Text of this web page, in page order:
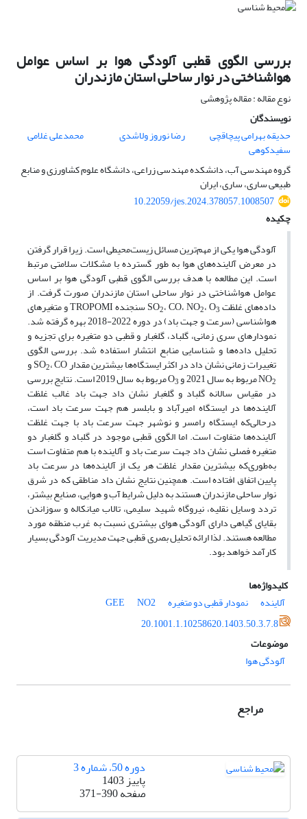
بررسی الگوی قطبی آلودگی هوا بر اساس عوامل
هواشناختی در نوار ساحلی استان مازندران
نوع مقاله : مقاله پژوهشی
نویسندگان
حدیقه بهرامی پیچاقچی
رضا نوروز ولاشدی محمدعلی غلامی
سفیدکوهی
گروه مهندسی آب، دانشکده مهندسی زراعی، دانشگاه علوم کشاورزی و منابع
طبیعی ساری، ساری، ایران
10.22059/jes.2024.378057.1008507
چکیده
آلودگی هوا یکی از مهم‌ترین مسائل زیست‌محیطی است. زیرا قرار گرفتن
در معرض آلاینده‌های هوا به طور گسترده با مشکلات سلامتی مرتبط
است. این مطالعه با هدف بررسی الگوی قطبی آلودگی هوا بر اساس
عوامل هواشناختی در نوار ساحلی استان مازندران صورت گرفت. از
داده‌ها‌ی غلظت SO 2، CO، NO2، O3 سنجنده TROPOMI و متغیرهای
هواشناسی (سرعت و جهت باد) در دوره 2022-2018 بهره گرفته شد.
نمودارهای سری زمانی، گلباد، گلغبار و قطبی دو متغیره برای تجزیه و
تحلیل داده‌ها و شناسایی منابع انتشار استفاده شد. بررسی الگوی
تغییرات زمانی نشان داد در اکثر ایستگاه‌ها‌ بیشترین مقدار SO 2 ، CO و
NO2 مربوط به سال 2021 و O 3 مربوط به سال 2019 است. نتایج بررسی
در مقیاس سالانه گلباد و گلغبار نشان داد جهت باد غالب غلظت
آلاینده‌ها‌ در ایستگاه امیرآباد و بابلسر هم جهت سرعت باد است،
درحالی‌که ایستگاه رامسر و نوشهر جهت سرعت باد با جهت غلظت
آلاینده‌ها‌ متفاوت است. اما الگوی قطبی موجود در گلباد و گلغبار دو
متغیره فصلی نشان داد جهت سرعت باد و آلاینده با هم متفاوت است
به‌طوری‌که بیشترین مقدار غلظت هر یک از آلاینده‌ها‌ در سرعت باد
پایین اتفاق افتاده است. همچنین نتایج نشان داد مناطقی که در شرق
نوار ساحلی مازندران هستند به دلیل شرایط آب و هوایی، صنایع بیشتر،
تردد وسایل نقلیه، نیروگاه شهید سلیمی، تالاب میانکاله و سوزاندن
بقایای گیاهی دارای آلودگی هوای بیشتری نسبت به غرب منطقه مورد
مطالعه هستند. لذا ارائه تحلیل بصری قطبی جهت مدیریت آلودگی بسیار
کارآمد خواهد بود.
کلیدواژه‌ها
آلاینده
نمودار قطبی دو متغیره GEE
NO2
20.1001.1.10258620.1403.50.3.7.8
موضوعات
آلودگی هوا
مراجع
دوره 50، شماره 3
پاییز 1403
صفحه371-390